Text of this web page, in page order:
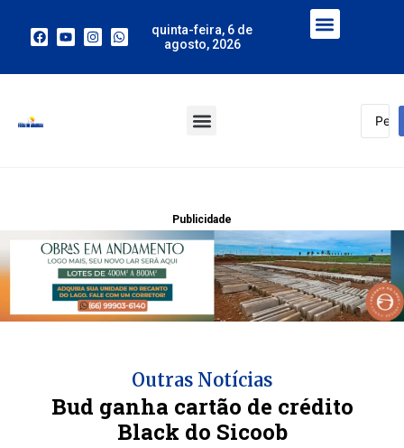
quinta-feira, 6 de
agosto, 2026
Publicidade
Outras Notícias
Bud ganha cartão de crédito
Black do Sicoob